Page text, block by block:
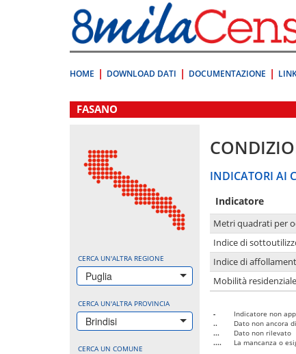
direttamente
a:
Contenuto
HOME DOWNLOAD DATI DOCUMENTAZIONE
.
FASANO
CERCA UN'ALTRA REGIONE
Puglia
CERCA UN'ALTRA PROVINCIA
Brindisi
CERCA UN COMUNE
INDICATORI AI
Indicatore
Metri quadrati per
Indice di
Indice di
Mobilità residenziale
-
Indicatore non
..
Dato non ancora
...
Dato non rilevato
....
La mancanza o